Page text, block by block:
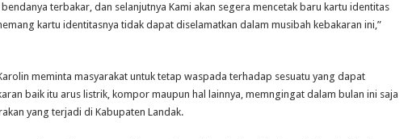
terbakar, dan selanjutnya Kami akan segera mencetak baru kartu identitas
kartu identitasnya tidak dapat diselamatkan dalam musibah kebakaran ini,”
meminta masyarakat untuk tetap waspada terhadap sesuatu yang dapat
baik itu arus listrik, kompor maupun hal lainnya, memngingat dalam bulan ini saja
yang terjadi di Kabupaten Landak.